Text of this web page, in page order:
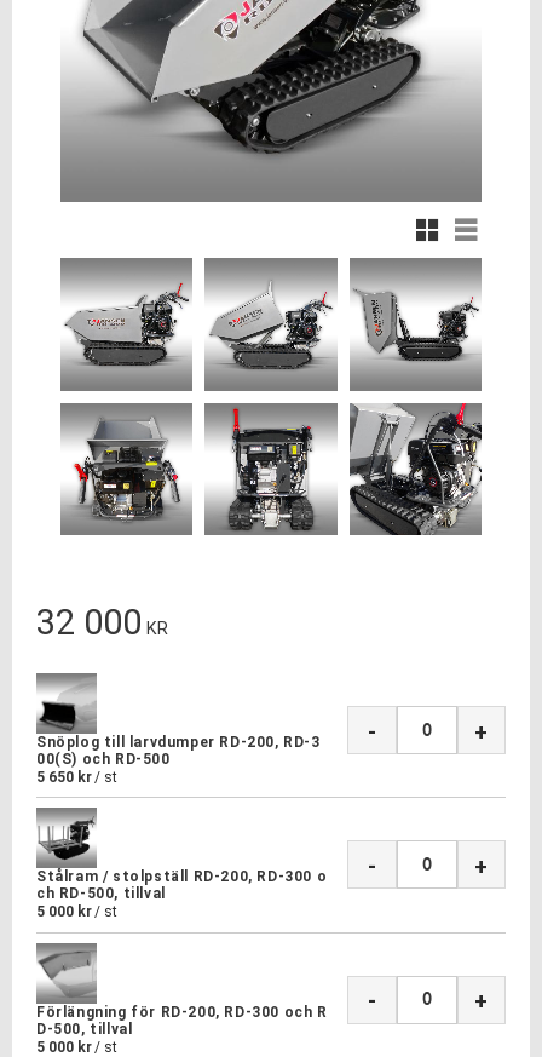
Rutnätsvy
Listvy
32 000 KR
Snöplog till larvdumper RD-200, RD-3
00(S) och RD-500
5 650 kr/ st
+
-
Stålram / stolpställ RD-200, RD-300 o
ch RD-500, tillval
5 000 kr/ st
+
-
Förlängning för RD-200, RD-300 och R
D-500, tillval
5 000 kr / st
+
-